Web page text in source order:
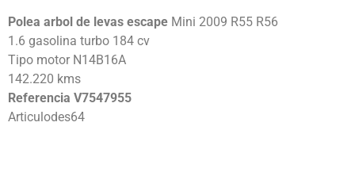
Polea arbol de levas escape Mini 2009 R55 R56
1.6 gasolina turbo 184 cv
Tipo motor N14B16A
142.220 kms
Referencia V7547955
Articulodes64